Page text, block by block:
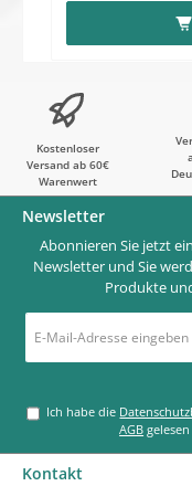
Kostenloser
Versand ab 60€
Warenwert
Newsletter
Abonnieren Sie jetzt
Newsletter und Sie
Produkte
E-
Mail-
*
Ich habe die
AGB
Kontakt